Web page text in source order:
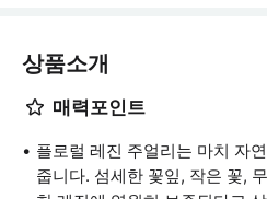
상품소개
매력포인트
플로럴 레진 주얼리는 마치 자
줍니다. 섬세한 꽃잎, 작은 꽃,